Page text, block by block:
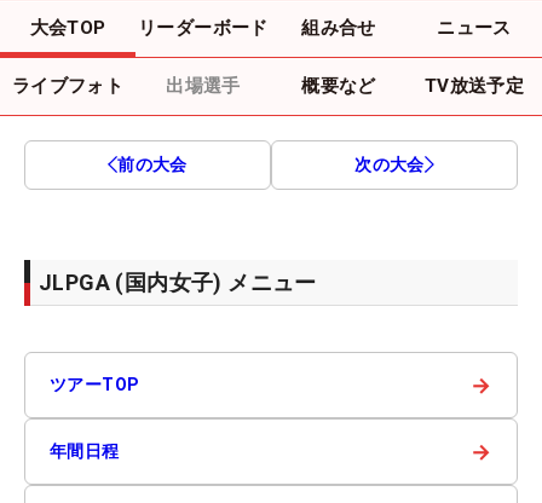
大会TOP リーダーボード 組み合せ ニュース
ライブフォト 出場選手 概要など TV放送予定
前の大会 次の大会
JLPGA (国内女子) メニュー
ツアーTOP →
年間日程 →